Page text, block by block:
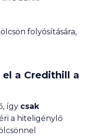
folyósítására,
a Credithill a
így csak
a hiteligénylő